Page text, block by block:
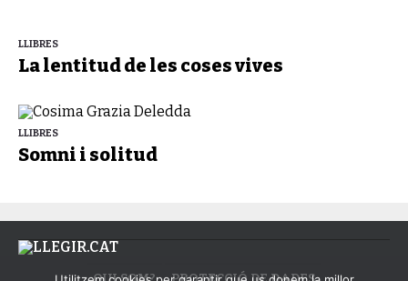
LLIBRES
La lentitud de les coses vives
LLIBRES
Somni i solitud